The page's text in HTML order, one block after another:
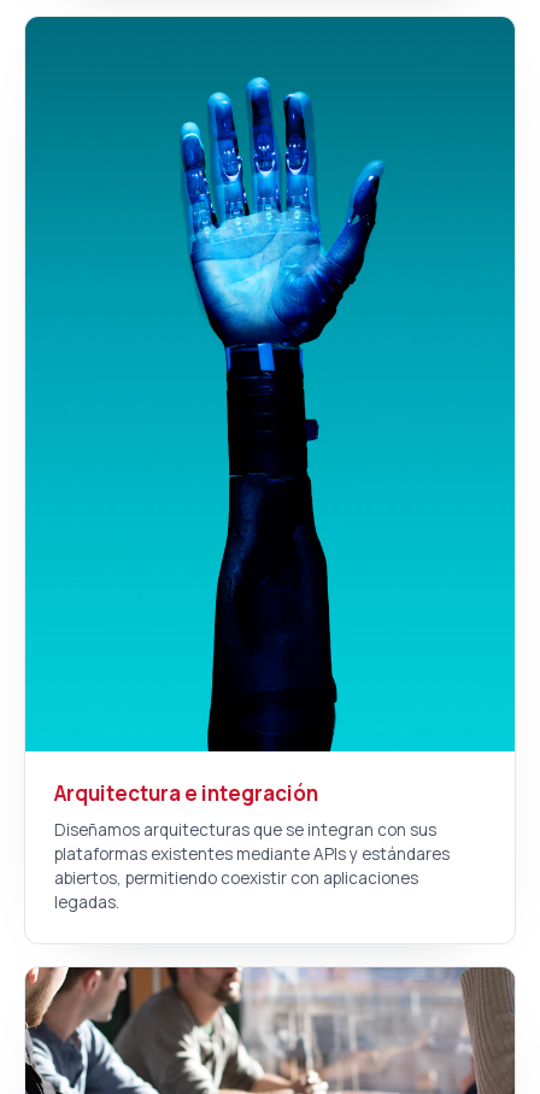
Arquitectura e integración
Diseñamos arquitecturas que se integran con sus
plataformas existentes mediante APIs y estándares
abiertos, permitiendo coexistir con aplicaciones
legadas.